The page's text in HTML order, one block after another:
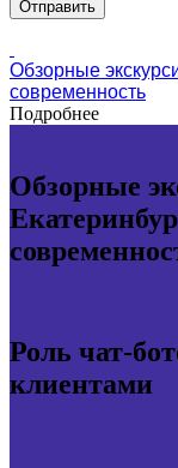
Обзорные
современность
Подробнее
Обзорные
Роль чат-
клиентами